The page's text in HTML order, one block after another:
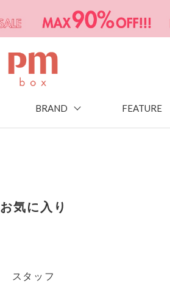
BRAND FEATURE
お気に入り
スタッフ